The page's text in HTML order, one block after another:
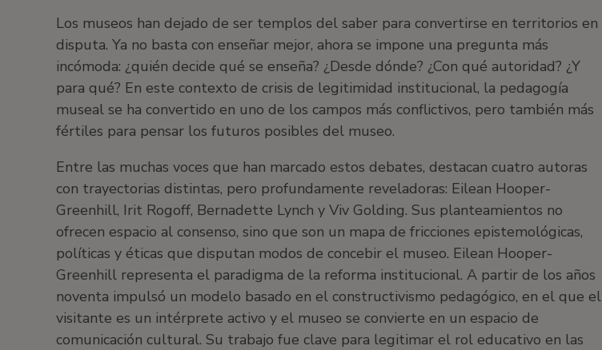
Los museos han dejado de ser templos del saber para convertirse en territorios en
disputa. Ya no basta con enseñar mejor, ahora se impone una pregunta más
incómoda: ¿quién decide qué se enseña? ¿Desde dónde? ¿Con qué autoridad? ¿Y
para qué? En este contexto de crisis de legitimidad institucional, la pedagogía
museal se ha convertido en uno de los campos más conflictivos, pero también más
fértiles para pensar los futuros posibles del museo.
Entre las muchas voces que han marcado estos debates, destacan cuatro autoras
con trayectorias distintas, pero profundamente reveladoras: Eilean Hooper-
Greenhill, Irit Rogoff, Bernadette Lynch y Viv Golding. Sus planteamientos no
ofrecen espacio al consenso, sino que son un mapa de fricciones epistemológicas,
políticas y éticas que disputan modos de concebir el museo. Eilean Hooper-
Greenhill representa el paradigma de la reforma institucional. A partir de los años
noventa impulsó un modelo basado en el constructivismo pedagógico, en el que el
visitante es un intérprete activo y el museo se convierte en un espacio de
comunicación cultural. Su trabajo fue clave para legitimar el rol educativo en las